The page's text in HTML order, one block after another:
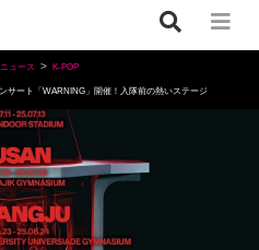
ニュース K-POP
サート「WARNING」開催！入隊前の熱いステージ